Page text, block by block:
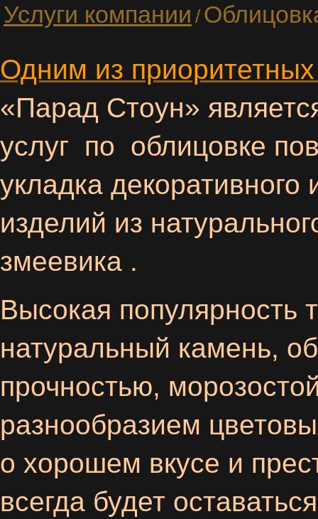
Услуги компании /
Одним из
«Парад Стоун»
услуг по облицовке
укладка
изделий из
змеевика .
Высокая популярность
натуральный камень,
прочностью,
разнообразием
о хорошем вкусе и
всегда будет